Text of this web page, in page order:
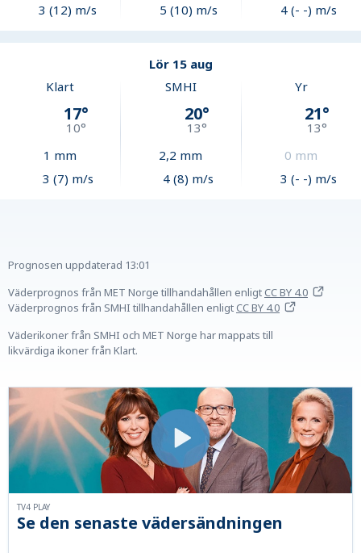
3 (12) m/s
5 (10) m/s
4 (- -) m/s
Lör 15 aug
Klart
17°
10°
1 mm
3 (7) m/s
SMHI
20°
13°
2,2 mm
4 (8) m/s
Yr
21°
13°
0 mm
3 (- -) m/s
Prognosen uppdaterad 13:01
Väderprognos från MET Norge tillhandahållen enligtCC BY 4.0
Väderprognos från SMHI tillhandahållen enligtCC BY 4.0
Väderikoner från SMHI och MET Norge har mappats till
likvärdiga ikoner från Klart.
Se den senaste vädersändningen
TV4 PLAY